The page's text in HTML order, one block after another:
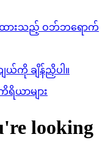
ထားသည့် ဝဘ်ဘရောက်
ကို ချိန်ညှိပါ။
ာများ
looking